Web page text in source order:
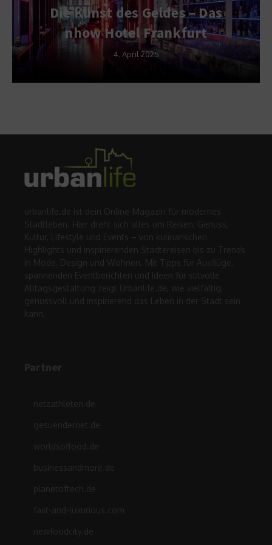
Die Kunst des Geldes – Das
nhow Hotel Frankfurt
4. April 2025
urbanlife.de ist dein Online-Magazin für modernes
Stadtleben. Hier dreht sich alles um Reisen, Genuss,
Kultur, Lifestyle und Events – von kulinarischen
Highlights und inspirierenden Städtereisen bis zu Trends
in Mode, Design und Wohnen. Mit Tipps für Ausflüge,
spannenden Eventberichten und Ideen für stilvolle
Alltagsgestaltung zeigt Urbanlife.de, wie vielfältig,
genussvoll und inspirierend das Leben in der Stadt sein
kann.
Partner
netzathleten.de
gesuendernet.de
worldsoffood.de
businessandmore.de
planetoftech.de
fast-and-luxurious.com
newfoodcity.de